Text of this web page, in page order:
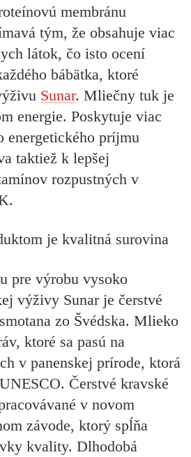
membránu
tým, že obsahuje viac
látok, čo isto ocení
bábätka, ktoré
Sunar. Mliečny tuk je
energie. Poskytuje viac
energetického príjmu
taktiež k lepšej
rozpustných v
je kvalitná surovina
pre výrobu vysoko
výživy Sunar je čerstvé
zo Švédska. Mlieko
ktoré sa pasú na
v panenskej prírode, ktorá
Čerstvé kravské
v novom
závode, ktorý spĺňa
kvality. Dlhodobá